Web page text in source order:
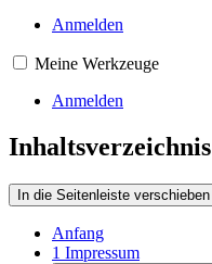
Anmelden
Meine Werkzeuge
Anmelden
Inhaltsverzeichnis
In die Seitenleiste verschieben
Anfang
1 Impressum